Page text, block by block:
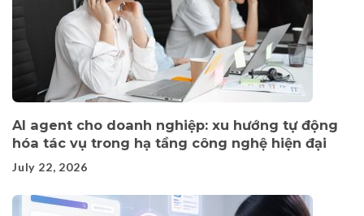
AI agent cho doanh nghiệp: xu hướng tự động
hóa tác vụ trong hạ tầng công nghệ hiện đại
July 22, 2026